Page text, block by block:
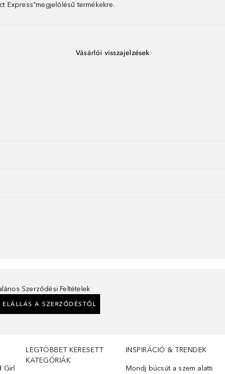
Express”megjelölésű termékekre.
Vásárlói visszajelzések
Szerződési Feltételek
ELÁLLÁS A SZERZŐDÉSTŐL
Girl
LEGTÖBBET KERESETT
KATEGÓRIÁK
INSPIRÁCIÓ & TRENDEK
Mondj búcsút a szem alatti